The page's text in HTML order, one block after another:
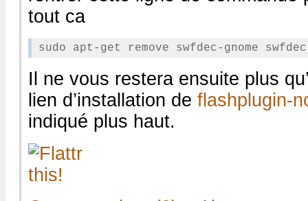
tout ca
Il ne vous restera ensuite plus
lien d’installation de flashplugin-
indiqué plus haut.